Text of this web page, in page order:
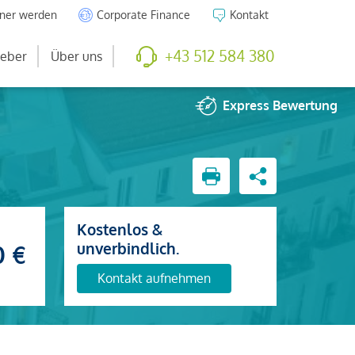
werden Corporate Finance Kontakt
Über uns +43 512 584 380
Express Bewertung
€
Kostenlos &
unverbindlich.
Kontakt aufnehmen